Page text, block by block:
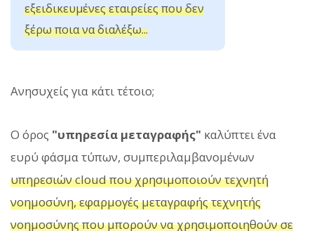
εξειδικευμένες εταιρείες που δεν
ξέρω ποια να διαλέξω...
Ανησυχείς για κάτι τέτοιο;
Ο όρος "υπηρεσία μεταγραφής" καλύπτει ένα
ευρύ φάσμα τύπων, συμπεριλαμβανομένων
υπηρεσιών cloud που χρησιμοποιούν τεχνητή
νοημοσύνη, εφαρμογές μεταγραφής τεχνητής
νοημοσύνης που μπορούν να χρησιμοποιηθούν σε